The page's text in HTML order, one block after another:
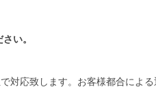
い。
応致します。お客様都合による